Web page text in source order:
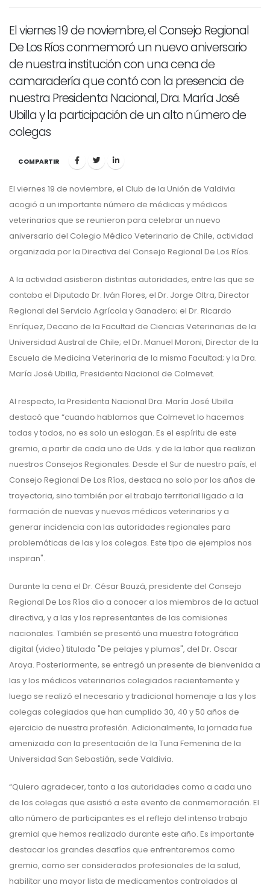
El viernes 19 de noviembre, el Consejo Regional
De Los Ríos conmemoró un nuevo aniversario
de nuestra institución con una cena de
camaradería que contó con la presencia de
nuestra Presidenta Nacional, Dra. María José
Ubilla y la participación de un alto número de
colegas
COMPARTIR
El viernes 19 de noviembre, el Club de la Unión de Valdivia
acogió a un importante número de médicas y médicos
veterinarios que se reunieron para celebrar un nuevo
aniversario del Colegio Médico Veterinario de Chile, actividad
organizada por la Directiva del Consejo Regional De Los Ríos.
A la actividad asistieron distintas autoridades, entre las que se
contaba el Diputado Dr. Iván Flores, el Dr. Jorge Oltra, Director
Regional del Servicio Agrícola y Ganadero; el Dr. Ricardo
Enríquez, Decano de la Facultad de Ciencias Veterinarias de la
Universidad Austral de Chile; el Dr. Manuel Moroni, Director de la
Escuela de Medicina Veterinaria de la misma Facultad; y la Dra.
María José Ubilla, Presidenta Nacional de Colmevet.
Al respecto, la Presidenta Nacional Dra. María José Ubilla
destacó que “cuando hablamos que Colmevet lo hacemos
todas y todos, no es solo un eslogan. Es el espíritu de este
gremio, a partir de cada uno de Uds. y de la labor que realizan
nuestros Consejos Regionales. Desde el Sur de nuestro país, el
Consejo Regional De Los Ríos, destaca no solo por los años de
trayectoria, sino también por el trabajo territorial ligado a la
formación de nuevas y nuevos médicos veterinarios y a
generar incidencia con las autoridades regionales para
problemáticas de las y los colegas. Este tipo de ejemplos nos
inspiran".
Durante la cena el Dr. César Bauzá, presidente del Consejo
Regional De Los Ríos dio a conocer a los miembros de la actual
directiva, y a las y los representantes de las comisiones
nacionales. También se presentó una muestra fotográfica
digital (video) titulada "De pelajes y plumas", del Dr. Oscar
Araya. Posteriormente, se entregó un presente de bienvenida a
las y los médicos veterinarios colegiados recientemente y
luego se realizó el necesario y tradicional homenaje a las y los
colegas colegiados que han cumplido 30, 40 y 50 años de
ejercicio de nuestra profesión. Adicionalmente, la jornada fue
amenizada con la presentación de la Tuna Femenina de la
Universidad San Sebastián, sede Valdivia.
“Quiero agradecer, tanto a las autoridades como a cada uno
de los colegas que asistió a este evento de conmemoración. El
alto número de participantes es el reflejo del intenso trabajo
gremial que hemos realizado durante este año. Es importante
destacar los grandes desafíos que enfrentaremos como
gremio, como ser considerados profesionales de la salud,
habilitar una mayor lista de medicamentos controlados al